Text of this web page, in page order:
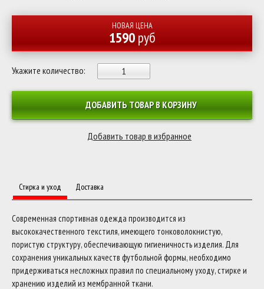
НОВАЯ ЦЕНА
1590руб
Укажите количество:
ДОБАВИТЬ ТОВАР В КОРЗИНУ
Стирка и уход Доставка
Современная спортивная одежда производится из
высококачественного текстиля, имеющего тонковолокнистую,
пористую структуру, обеспечивающую гигиеничность изделия. Для
сохранения уникальных качеств футбольной формы, необходимо
придерживаться несложных правил по специальному уходу, стирке и
хранению изделий из мембранной ткани.